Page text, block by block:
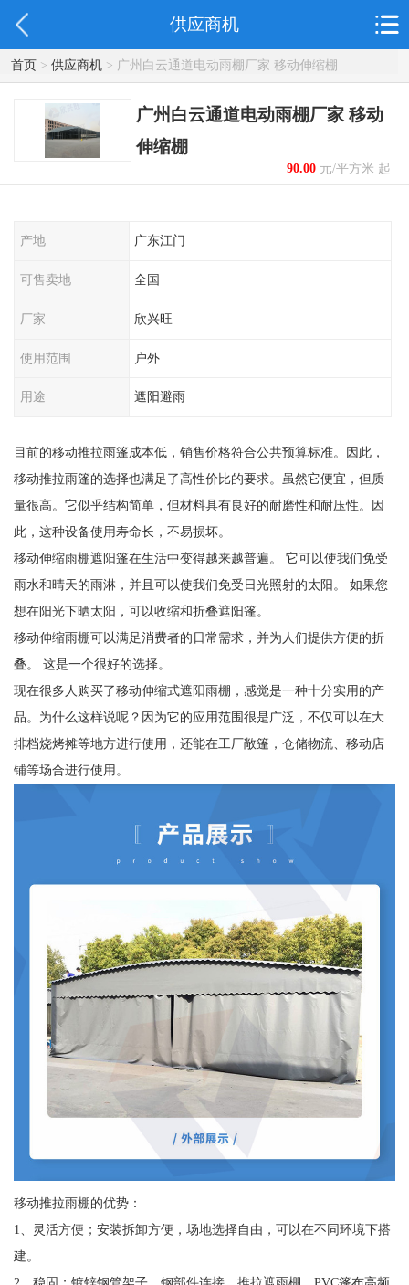
供应商机
首页> 供应商机> 广州白云通道电动雨棚厂家 移动伸缩棚
广州白云通道电动雨棚厂家 移动
伸缩棚
90.00元/平方米 起
产地 广东江门
可售卖地 全国
厂家 欣兴旺
使用范围 户外
用途 遮阳避雨
目前的移动推拉雨篷成本低，销售价格符合公共预算标准。因此，
移动推拉雨篷的选择也满足了高性价比的要求。虽然它便宜，但质
量很高。它似乎结构简单，但材料具有良好的耐磨性和耐压性。因
此，这种设备使用寿命长，不易损坏。
移动伸缩雨棚遮阳篷在生活中变得越来越普遍。 它可以使我们免受
雨水和晴天的雨淋，并且可以使我们免受日光照射的太阳。 如果您
想在阳光下晒太阳，可以收缩和折叠遮阳篷。
移动伸缩雨棚可以满足消费者的日常需求，并为人们提供方便的折
叠。 这是一个很好的选择。
现在很多人购买了移动伸缩式遮阳雨棚，感觉是一种十分实用的产
品。为什么这样说呢？因为它的应用范围很是广泛，不仅可以在大
排档烧烤摊等地方进行使用，还能在工厂敞篷，仓储物流、移动店
铺等场合进行使用。
移动推拉雨棚的优势：
1、灵活方便；安装拆卸方便，场地选择自由，可以在不同环境下搭
建。